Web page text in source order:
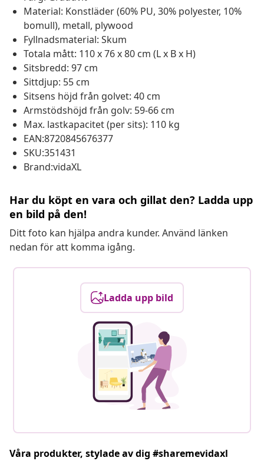
Material: Konstläder (60% PU, 30% polyester, 10%
bomull), metall, plywood
Fyllnadsmaterial: Skum
Totala mått: 110 x 76 x 80 cm (L x B x H)
Sitsbredd: 97 cm
Sittdjup: 55 cm
Sitsens höjd från golvet: 40 cm
Armstödshöjd från golv: 59-66 cm
Max. lastkapacitet (per sits): 110 kg
EAN:8720845676377
SKU:351431
Brand:vidaXL
Har du köpt en vara och gillat den? Ladda upp
en bild på den!
Ditt foto kan hjälpa andra kunder. Använd länken
nedan för att komma igång.
Ladda upp bild
Våra produkter, stylade av dig #sharemevidaxl